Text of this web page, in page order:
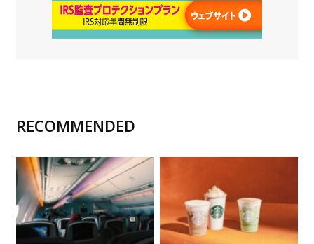
RECOMMENDED